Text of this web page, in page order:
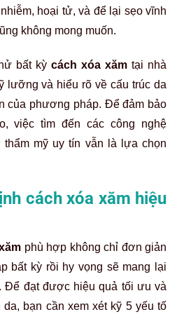
hoại tử, và để lại sẹo vĩnh
không mong muốn.
bất kỳ cách xóa xăm tại nhà
lưỡng và hiểu rõ về cấu trúc da
của phương pháp. Để đảm bảo
việc tìm đến các công nghệ
mỹ uy tín vẫn là lựa chọn
cách xóa xăm hiệu
phù hợp không chỉ đơn giản
bất kỳ rồi hy vọng sẽ mang lại
Để đạt được hiệu quả tối ưu và
bạn cần xem xét kỹ 5 yếu tố